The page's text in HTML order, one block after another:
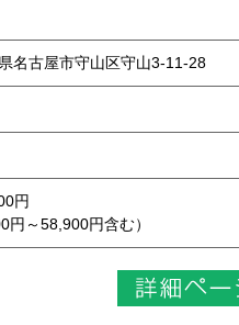
名古屋市守山区守山3-11-28
円
円～58,900円含む）